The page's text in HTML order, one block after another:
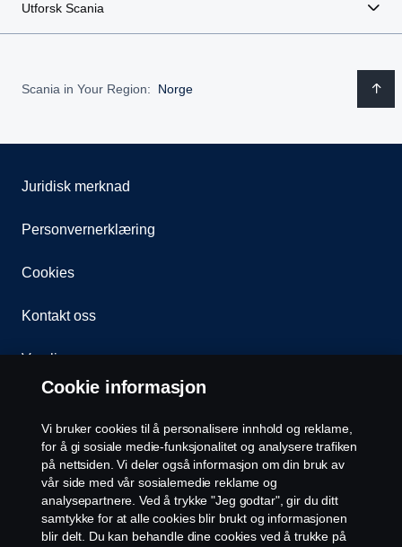
Utforsk Scania
Scania in Your Region: Norge
Juridisk merknad
Personvernerklæring
Cookies
Kontakt oss
Varsling
Etiske retningslinjer for leverandører
Cookie-innstillinger
Cookie informasjon
Vi bruker cookies til å personalisere innhold og reklame,
for å gi sosiale medie-funksjonalitet og analysere trafiken
på nettsiden. Vi deler også informasjon om din bruk av
vår side med vår sosialemedie reklame og
analysepartnere. Ved å trykke "Jeg godtar", gir du ditt
samtykke for at alle cookies blir brukt og informasjonen
blir delt. Du kan behandle dine cookies ved å trukke på